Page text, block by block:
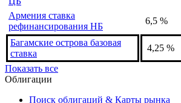
Армения Ставка по кредитам
ЦБ
Армения ставка по депозитам
ЦБ
5 %
Армения ставка
рефинансирования НБ
6,5 %
Багамские острова базовая
ставка